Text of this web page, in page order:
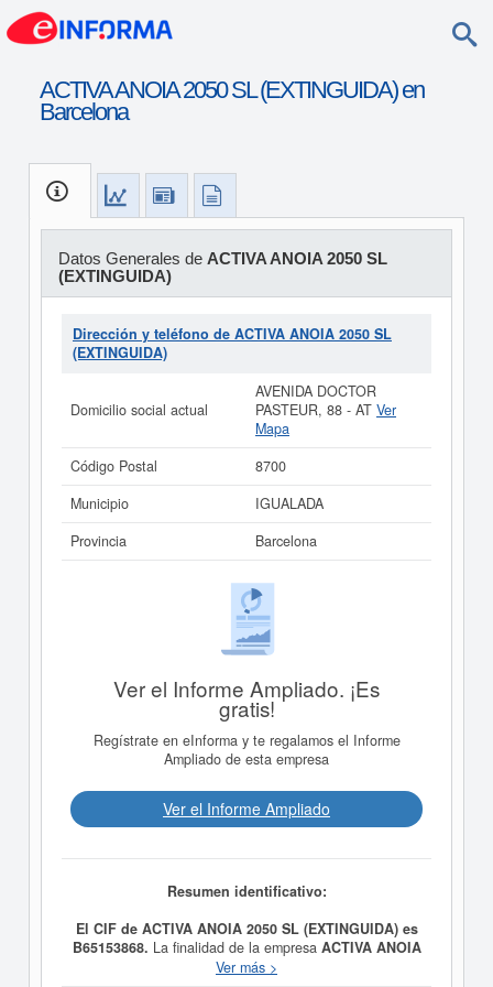
ACTIVA ANOIA 2050 SL (EXTINGUIDA) en
Barcelona
Datos Generales de ACTIVA ANOIA 2050 SL
(EXTINGUIDA)
Dirección y teléfono de ACTIVA ANOIA 2050 SL
(EXTINGUIDA)
Domicilio social actual
AVENIDA DOCTOR
PASTEUR, 88 - AT Ver
Mapa
Código Postal
8700
Municipio
IGUALADA
Provincia
Barcelona
Ver el Informe Ampliado. ¡Es
gratis!
Regístrate en eInforma y te regalamos el Informe
Ampliado de esta empresa
Ver el Informe Ampliado
Resumen identificativo:
El CIF de ACTIVA ANOIA 2050 SL (EXTINGUIDA) es
B65153868. La finalidad de la empresa ACTIVA ANOIA
2050 SL (EXTINGUIDA) es EL ASESORAMIENTO,
Ver más >